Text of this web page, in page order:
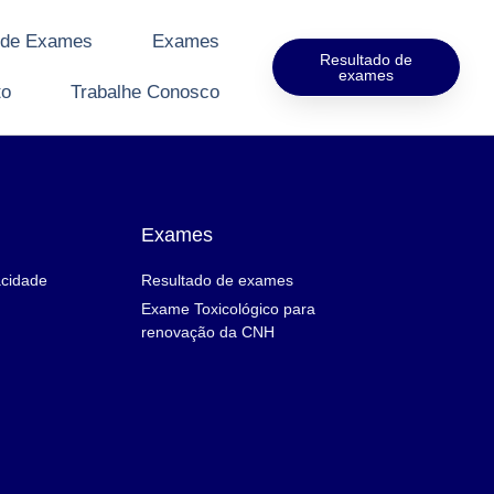
Exames Exames
Trabalhe Conosco
Resultado de
exames
Exames
Resultado de exames
Exame Toxicológico para
renovação da CNH